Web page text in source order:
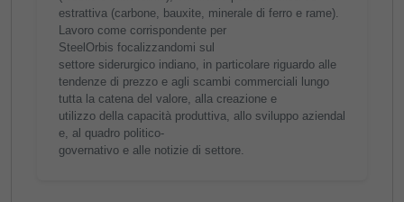
estrattiva (carbone, bauxite, minerale di ferro e rame).
Lavoro come corrispondente per
SteelOrbis focalizzandomi sul
settore siderurgico indiano, in particolare riguardo alle
tendenze di prezzo e agli scambi commerciali lungo
tutta la catena del valore, alla creazione e
utilizzo della capacità produttiva, allo sviluppo aziendal
e, al quadro politico-
governativo e alle notizie di settore.